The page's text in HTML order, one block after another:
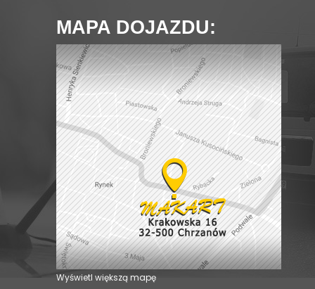
MAPA DOJAZDU:
Wyświetl większą mapę